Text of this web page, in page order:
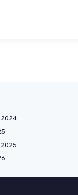
2024